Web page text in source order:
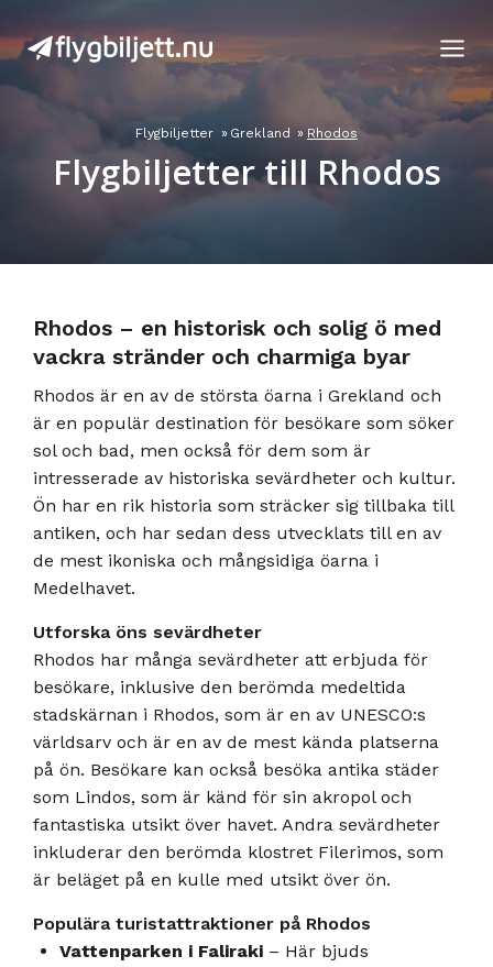
to
content
Flygbiljetter » Grekland » Rhodos
Flygbiljetter till Rhodos
Rhodos – en historisk och solig ö med
vackra stränder och charmiga byar
Rhodos är en av de största öarna i Grekland och
är en populär destination för besökare som söker
sol och bad, men också för dem som är
intresserade av historiska sevärdheter och kultur.
Ön har en rik historia som sträcker sig tillbaka till
antiken, och har sedan dess utvecklats till en av
de mest ikoniska och mångsidiga öarna i
Medelhavet.
Utforska öns sevärdheter
Rhodos har många sevärdheter att erbjuda för
besökare, inklusive den berömda medeltida
stadskärnan i Rhodos, som är en av UNESCO:s
världsarv och är en av de mest kända platserna
på ön. Besökare kan också besöka antika städer
som Lindos, som är känd för sin akropol och
fantastiska utsikt över havet. Andra sevärdheter
inkluderar den berömda klostret Filerimos, som
är beläget på en kulle med utsikt över ön.
Populära turistattraktioner på Rhodos
Vattenparken i Faliraki – Här bjuds